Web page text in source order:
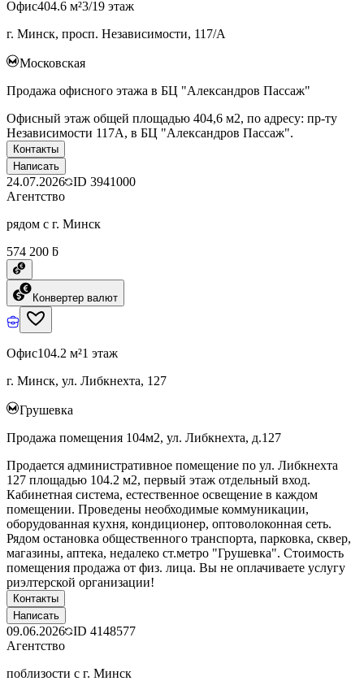
Офис404.6 м²3/19 этаж
г. Минск, просп. Независимости, 117/А
Московская
Продажа офисного этажа в БЦ "Александров Пассаж"
Офисный этаж общей площадью 404,6 м2, по адресу: пр-ту
Независимости 117А, в БЦ "Александров Пассаж".
Контакты
Написать
24.07.2026 ID 3941000
Агентство
рядом с г. Минск
574 200 ƃ
Конвертер валют
Офис104.2 м²1 этаж
г. Минск, ул. Либкнехта, 127
Грушевка
Продажа помещения 104м2, ул. Либкнехта, д.127
Продается административное помещение по ул. Либкнехта
127 площадью 104.2 м2, первый этаж отдельный вход.
Кабинетная система, естественное освещение в каждом
помещении. Проведены необходимые коммуникации,
оборудованная кухня, кондиционер, оптоволоконная сеть.
Рядом остановка общественного транспорта, парковка, сквер,
магазины, аптека, недалеко ст.метро "Грушевка". Стоимость
помещения продажа от физ. лица. Вы не оплачиваете услугу
риэлтерской организации!
Контакты
Написать
09.06.2026 ID 4148577
Агентство
поблизости с г. Минск